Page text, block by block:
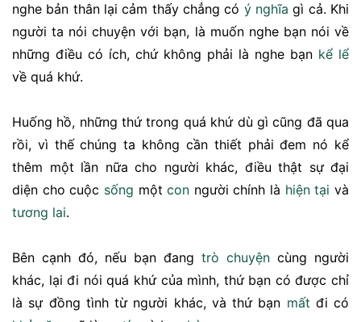
nghe bản thân lại cảm thấy chẳng có ý nghĩa gì cả. Khi
người ta nói chuyện với bạn, là muốn nghe bạn nói về
những điều có ích, chứ không phải là nghe bạn kể lể
về quá khứ.
Huống hồ, những thứ trong quá khứ dù gì cũng đã qua
rồi, vì thế chúng ta không cần thiết phải đem nó kể
thêm một lần nữa cho người khác, điều thật sự đại
diện cho cuộc sống mộtcon người chính là hiện tại và
tương lai.
Bên cạnh đó, nếu bạn đang trò chuyện cùng người
khác, lại đi nói quá khứ của mình, thứ bạn có được chỉ
là sự đồng tình từ người khác, và thứ bạn mất đi có